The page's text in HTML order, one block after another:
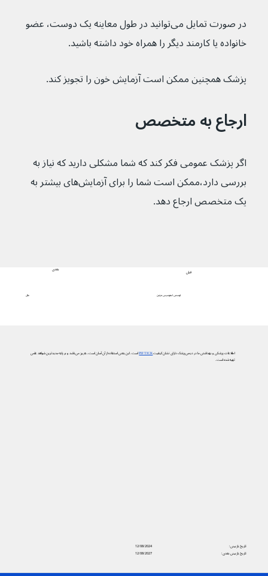
در صورت تمایل می‌توانید در طول معاینه یک دوست، عضو
خانواده یا کارمند دیگر را همراه خود داشته باشید.
پزشک همچنین ممکن است آزمایش خون را تجویز کند.
ارجاع به متخصص
اگر پزشک عمومی فکر کند که شما مشکلی دارید که نیاز به
بررسی دارد،ممکن است شما را برای آزمایش‌های بیشتر به
یک متخصص ارجاع دهد.
علل
بعدی
لوسمی لنفوسیتی مزمن
قبلی
اطلاعات پزشکی و بهداشتی ما در دیجی‌پزشک دارای نشان کیفیتPIF TICKاست. این یعنی استفاده از آن آسان است، به‌روز می‌باشد و بر پایه جدیدترین شواهد علمی
تهیه شده است.
12/08/2024
تاریخ بازبینی:
12/08/2027
تاریخ بازبینی بعدی: